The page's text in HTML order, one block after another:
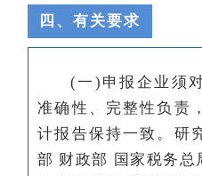
四、有关要求
(一)申报企业须
准确性、完整性负责
计报告保持一致。研
部 财政部 国家税务总